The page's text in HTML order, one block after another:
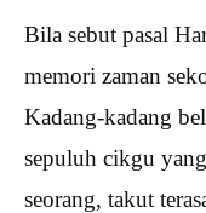
Bila sebut pasal
memori zaman
Kadang-kadang
sepuluh cikgu
seorang, takut